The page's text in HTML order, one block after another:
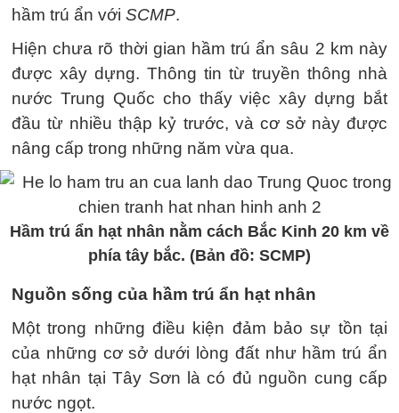
hầm trú ẩn với SCMP.
Hiện chưa rõ thời gian hầm trú ẩn sâu 2 km này
được xây dựng. Thông tin từ truyền thông nhà
nước Trung Quốc cho thấy việc xây dựng bắt
đầu từ nhiều thập kỷ trước, và cơ sở này được
nâng cấp trong những năm vừa qua.
Hầm trú ẩn hạt nhân nằm cách Bắc Kinh 20 km về
phía tây bắc. (Bản đồ: SCMP)
Nguồn sống của hầm trú ẩn hạt nhân
Một trong những điều kiện đảm bảo sự tồn tại
của những cơ sở dưới lòng đất như hầm trú ẩn
hạt nhân tại Tây Sơn là có đủ nguồn cung cấp
nước ngọt.